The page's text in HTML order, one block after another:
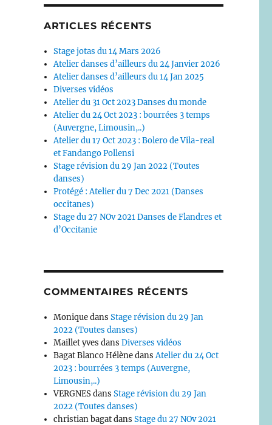
ARTICLES RÉCENTS
Stage jotas du 14 Mars 2026
Atelier danses d’ailleurs du 24 Janvier 2026
Atelier danses d’ailleurs du 14 Jan 2025
Diverses vidéos
Atelier du 31 Oct 2023 Danses du monde
Atelier du 24 Oct 2023 : bourrées 3 temps
(Auvergne, Limousin,..)
Atelier du 17 Oct 2023 : Bolero de Vila-real
et Fandango Pollensi
Stage révision du 29 Jan 2022 (Toutes
danses)
Protégé : Atelier du 7 Dec 2021 (Danses
occitanes)
Stage du 27 NOv 2021 Danses de Flandres et
d’Occitanie
COMMENTAIRES RÉCENTS
MoniquedansStage révision du 29 Jan
2022 (Toutes danses)
Maillet yves dansDiverses vidéos
Bagat Blanco HélènedansAtelier du 24 Oct
2023 : bourrées 3 temps (Auvergne,
Limousin,..)
VERGNESdansStage révision du 29 Jan
2022 (Toutes danses)
christian bagatdansStage du 27 NOv 2021